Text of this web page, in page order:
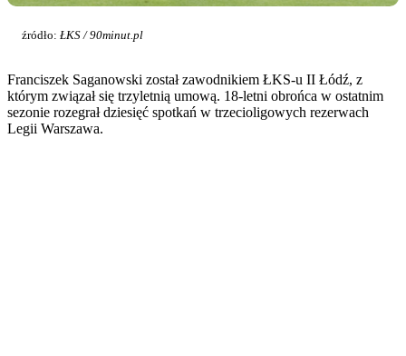
źródło: ŁKS / 90minut.pl
Franciszek Saganowski został zawodnikiem ŁKS-u II Łódź, z
którym związał się trzyletnią umową. 18-letni obrońca w ostatnim
sezonie rozegrał dziesięć spotkań w trzecioligowych rezerwach
Legii Warszawa.